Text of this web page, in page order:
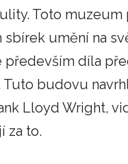
Toto
sbírek umění na
především díla
Tuto budovu
Lloyd Wright,
za to.